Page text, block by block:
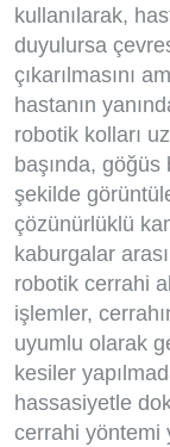
kullanılarak,
duyulursa
çıkarılmasını
hastanın
robotik kolları
başında,
şekilde
çözünürlüklü
kaburgalar
robotik cerrahi
işlemler,
uyumlu olarak
kesiler
hassasiyetle
cerrahi yöntemi